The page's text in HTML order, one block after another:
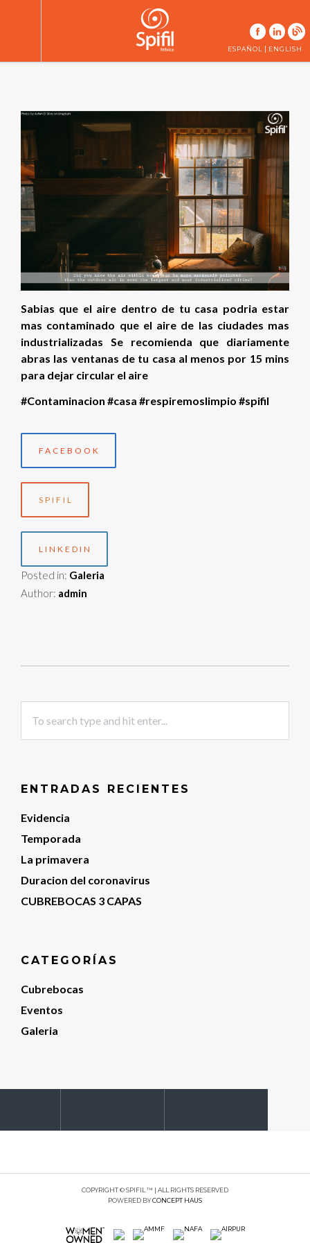
ESPAÑOL | ENGLISH
Sabias que el aire dentro de tu casa podria estar
mas contaminado que el aire de las ciudades mas
industrializadas Se recomienda que diariamente
abras las ventanas de tu casa al menos por 15 mins
para dejar circular el aire
#Contaminacion #casa #respiremoslimpio #spifil
FACEBOOK
SPIFIL
LINKEDIN
Posted in: Galeria
Author: admin
ENTRADAS RECIENTES
Evidencia
Temporada
La primavera
Duracion del coronavirus
CUBREBOCAS 3 CAPAS
CATEGORÍAS
Cubrebocas
Eventos
Galeria
COPYRIGHT © SPIFIL ™ | ALL RIGHTS RESERVED
POWERED BYCONCEPT HAUS